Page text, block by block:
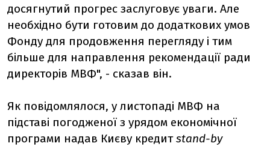
досягнутий прогрес заслуговує уваги. Але
необхідно бути готовим до додаткових умов
Фонду для продовження перегляду і тим
більше для направлення рекомендації ради
директорів МВФ", - сказав він.
Як повідомлялося, у листопаді МВФ на
підставі погодженої з урядом економічної
програми надав Києву кредитstand-by